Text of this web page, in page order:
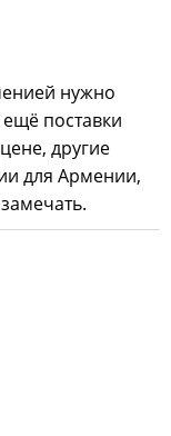
нужно
поставки
другие
для Армении,